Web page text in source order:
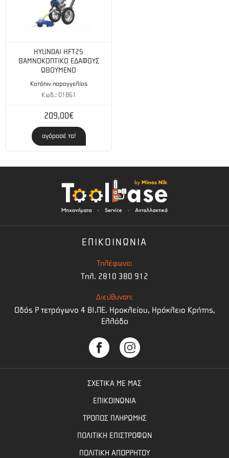
HYUNDAI HFT2S
ΘΑΜΝΟΚΟΠΤΙΚΟ ΕΔΑΦΟΥΣ
ΩΘΟΥΜΕΝΟ
Κατόπιν παραγγελίας
Κωδ.: 01861
209,00€
αγόρασέ το!
ΕΠΙΚΟΙΝΩΝΙΑ
Τηλέφωνο:
Τηλ. 2810 380 912
Διεύθυνση:
Οδός Ρ τετράγωνο 4 BI.ΠΕ. Ηρακλείου, Ηράκλειο Κρήτης,
Ελλάδα
ΣΧΕΤΙΚΑ ΜΕ ΜΑΣ
ΕΠΙΚΟΙΝΩΝΙΑ
ΤΡΟΠΟΣ ΠΛΗΡΩΜΗΣ
ΠΟΛΙΤΙΚΗ ΕΠΙΣΤΡΟΦΩΝ
ΠΟΛΙΤΙΚΗ ΑΠΟΡΡΗΤΟΥ